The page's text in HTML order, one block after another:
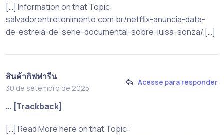
[…] Information on that Topic:
salvadorentretenimento.com.br/netflix-anuncia-data-
de-estreia-de-serie-documental-sobre-luisa-sonza/ […]
สินค้ากิฟฟารีน
30 de setembro de 2025
Acesse para responder
… [Trackback]
[…] Read More here on that Topic: